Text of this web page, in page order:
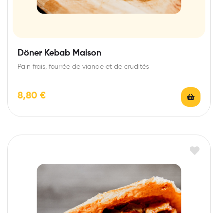
Döner Kebab Maison
Pain frais, fourrée de viande et de crudités
8,80 €